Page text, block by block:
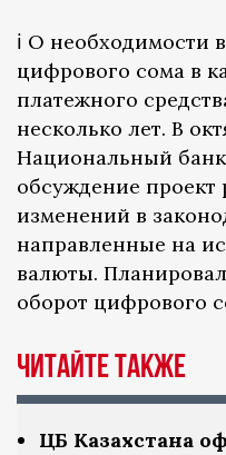
ℹ️ О необходимости
цифрового сома в
платежного
несколько лет. В
Национальный банк
обсуждение проект
изменений в
направленные на
валюты.
оборот цифрового
Читайте также
ЦБ Казахстана